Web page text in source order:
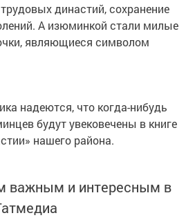
династий, сохранение
А изюминкой стали милые
являющиеся символом
надеются, что когда-нибудь
будут увековечены в книге
нашего района.
важным и интересным в